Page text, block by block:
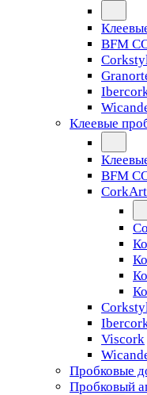
BFM
Клеевые
BFM
CorkArt
Viscork
Пробковые
Пробковый